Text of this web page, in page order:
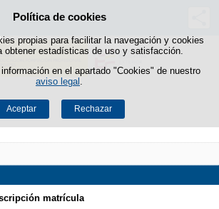
Política de cookies
propias para facilitar la navegación y cookies
obtener estadísticas de uso y satisfacción.
en el apartado "Cookies" de nuestro
aviso legal
Aceptar Rechazar
Saltar al contenido
matrícula